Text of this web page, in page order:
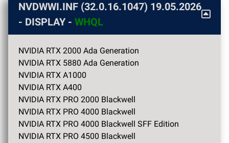
NVDWWI.INF (32.0.16.1047) 19.05.2026
- DISPLAY - WHQL
NVIDIA RTX 2000 Ada Generation
NVIDIA RTX 5880 Ada Generation
NVIDIA RTX A1000
NVIDIA RTX A400
NVIDIA RTX PRO 2000 Blackwell
NVIDIA RTX PRO 4000 Blackwell
NVIDIA RTX PRO 4000 Blackwell SFF Edition
NVIDIA RTX PRO 4500 Blackwell